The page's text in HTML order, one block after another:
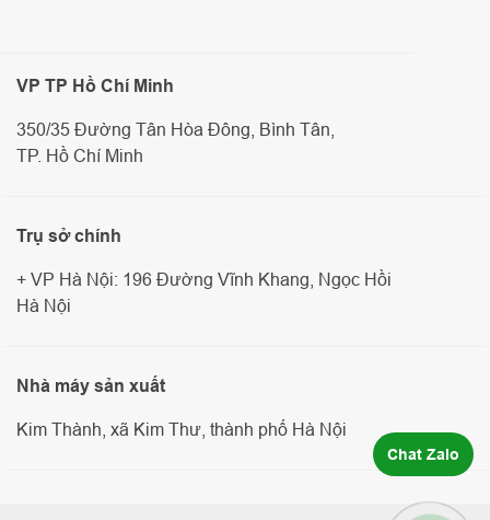
Trụ sở chính
+ VP Hà Nội: 196 Đường Vĩnh Khang, Ngọc Hồi
Hà Nội
VP TP Hồ Chí Minh
350/35 Đường Tân Hòa Đông, Bình Tân,
TP. Hồ Chí Minh
Nhà máy sản xuất
Kim Thành, xã Kim Thư, thành phố Hà Nội
Chat Zalo